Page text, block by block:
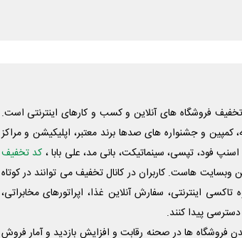
فروشگاه های آنلاین و کسب و‌ کارهای اینترنتی است.
و جشنواره های صدها برند معتبر، اپلیکیشن و مراکز
اسنپ فود، تپسی، سینماتیکت، بانی مد، علی‌ بابا ، کد تخفیف
وبسایت ‌هاست. کاربران در کانال تخفیف می توانند در کوتاه
اینترنتی، سفارش آنلاین غذا، اپراتورهای مخابراتی،
پیدا کنند.
فروشگاه ها در صحنه رقابت و افزایش بازدید و آمار فروش